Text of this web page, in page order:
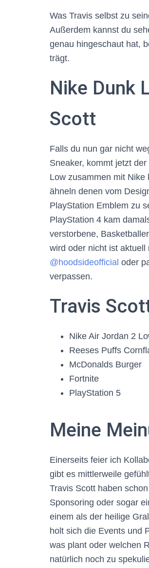
Was Travis selbst zu
Außerdem kannst du
genau hingeschaut hat,
trägt.
Nike Dunk
Scott
Falls du nun gar nicht
Sneaker, kommt jetzt
Low zusammen mit Nike
ähneln denen vom
PlayStation Emblem zu
PlayStation 4 kam
verstorbene,
wird oder nicht ist
@hoodsideofficial oder
verpassen.
Travis
Nike Air Jordan 2
Reeses Puffs
McDonalds Burger
Fortnite
PlayStation 5
Meine
Einerseits feier ich
gibt es mittlerweile
Travis Scott haben
Sponsoring oder sogar
einem als der heilige
holt sich die Events und
was plant oder welchen
natürlich noch zu